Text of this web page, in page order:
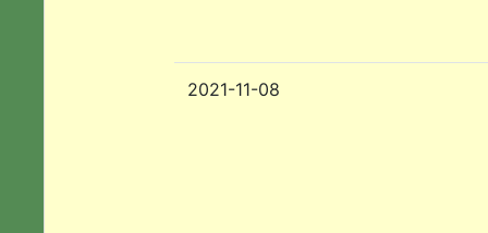
2021-11-08